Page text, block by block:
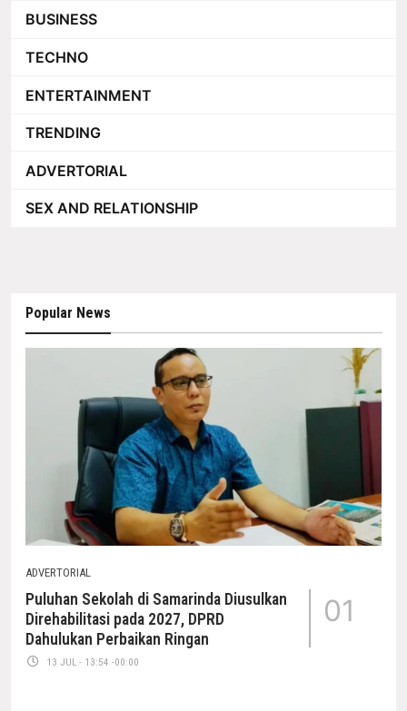
BUSINESS
TECHNO
ENTERTAINMENT
TRENDING
ADVERTORIAL
SEX AND RELATIONSHIP
Popular News
ADVERTORIAL
Puluhan Sekolah di Samarinda Diusulkan
Direhabilitasi pada 2027, DPRD
Dahulukan Perbaikan Ringan
13 JUL - 13:54 -00:00
01